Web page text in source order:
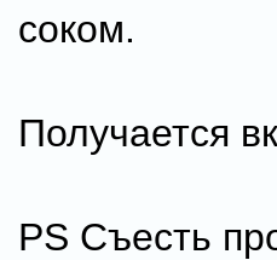
соком.
Получается
PS Съесть